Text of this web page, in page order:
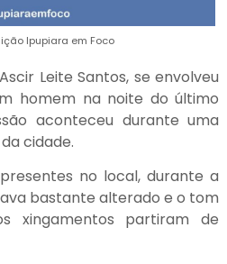
Ipupiara em Foco
Leite Santos, se envolveu
homem na noite do último
aconteceu durante uma
cidade.
no local, durante a
bastante alterado e o tom
xingamentos partiram de